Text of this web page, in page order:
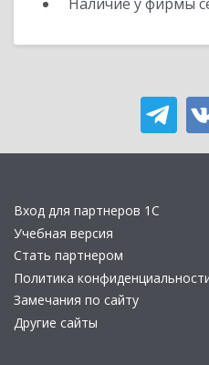
Вход для партнеров 1С
Учебная версия
Стать партнером
Политика
Замечания по сайту
Другие сайты